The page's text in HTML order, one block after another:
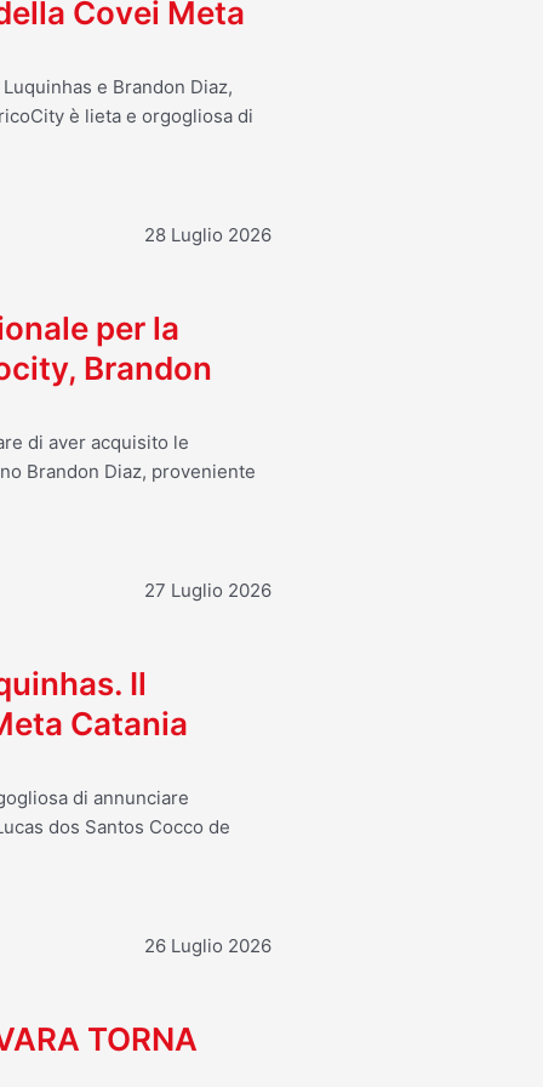
Covei Meta
e Brandon Diaz,
è lieta e orgogliosa di
28 Luglio 2026
per la
Brandon
di aver acquisito le
Brandon Diaz, proveniente
27 Luglio 2026
Il
Catania
di annunciare
dos Santos Cocco de
26 Luglio 2026
TORNA